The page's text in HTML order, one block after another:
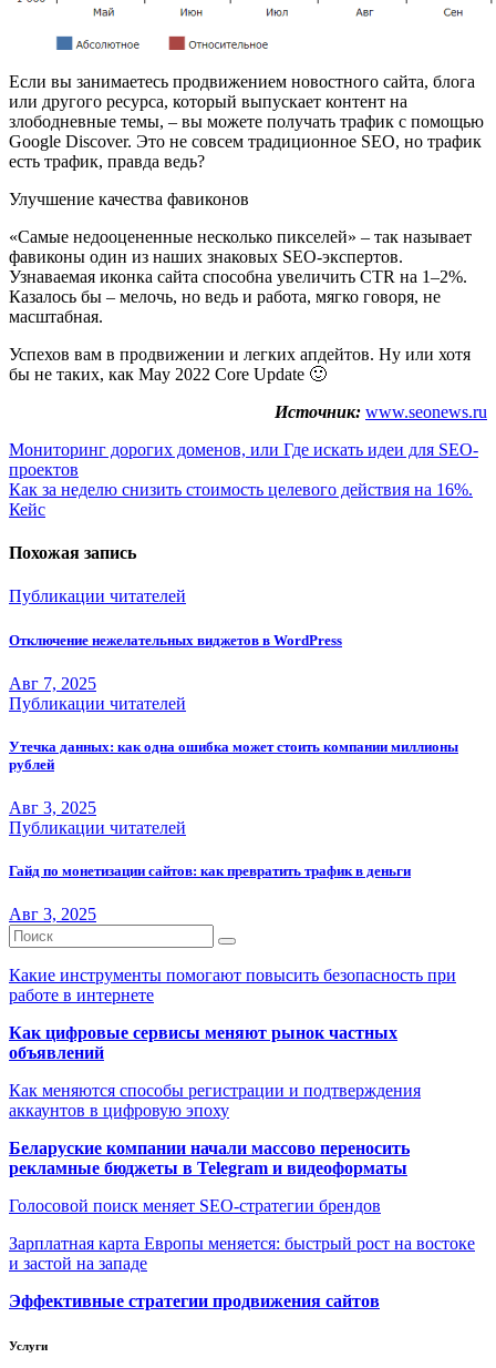
Если вы занимаетесь продвижением новостного сайта, блога
или другого ресурса, который выпускает контент на
злободневные темы, – вы можете получать трафик с помощью
Google Discover. Это не совсем традиционное SEO, но трафик
есть трафик, правда ведь?
Улучшение качества фавиконов
«Самые недооцененные несколько пикселей» – так называет
фавиконы один из наших знаковых SEO-экспертов.
Узнаваемая иконка сайта способна увеличить CTR на 1–2%.
Казалось бы – мелочь, но ведь и работа, мягко говоря, не
масштабная.
Успехов вам в продвижении и легких апдейтов. Ну или хотя
бы не таких, как May 2022 Core Update 🙂
Источник: www.seonews.ru
Навигация
по
записям
Мониторинг дорогих доменов, или Где искать идеи для SEO-
проектов
Как за неделю снизить стоимость целевого действия на 16%.
Кейс
Похожая запись
Публикации читателей
Отключение нежелательных виджетов в WordPress
Авг 7, 2025
Публикации читателей
Утечка данных: как одна ошибка может стоить компании миллионы
рублей
Авг 3, 2025
Публикации читателей
Гайд по монетизации сайтов: как превратить трафик в деньги
Авг 3, 2025
Какие инструменты помогают повысить безопасность при
работе в интернете
Как цифровые сервисы меняют рынок частных
объявлений
Как меняются способы регистрации и подтверждения
аккаунтов в цифровую эпоху
Беларуские компании начали массово переносить
рекламные бюджеты в Telegram и видеоформаты
Голосовой поиск меняет SEO-стратегии брендов
Зарплатная карта Европы меняется: быстрый рост на востоке
и застой на западе
Эффективные стратегии продвижения сайтов
Услуги